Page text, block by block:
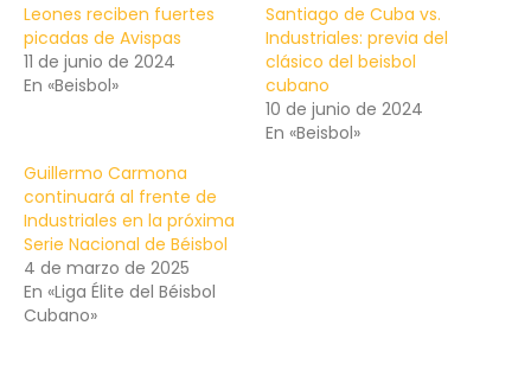
Leones reciben fuertes
picadas de Avispas
11 de junio de 2024
En «Beisbol»
Santiago de Cuba vs.
Industriales: previa del
clásico del beisbol
cubano
10 de junio de 2024
En «Beisbol»
Guillermo Carmona
continuará al frente de
Industriales en la próxima
Serie Nacional de Béisbol
4 de marzo de 2025
En «Liga Élite del Béisbol
Cubano»